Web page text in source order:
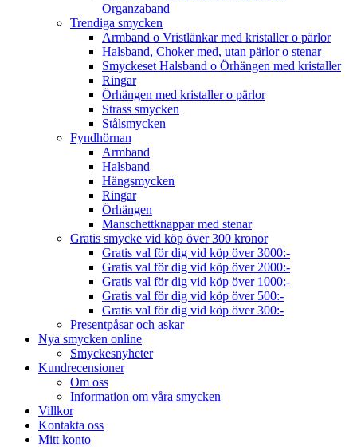
Organzaband
Trendiga smycken
Armband o Vristlänkar med kristaller o pärlor
Halsband, Choker med, utan pärlor o stenar
Smyckeset Halsband o Örhängen med kristaller
Ringar
Örhängen med kristaller o pärlor
Strass smycken
Stålsmycken
Fyndhörnan
Armband
Halsband
Hängsmycken
Ringar
Örhängen
Manschettknappar med stenar
Gratis smycke vid köp över 300 kronor
Gratis val för dig vid köp över 3000:-
Gratis val för dig vid köp över 2000:-
Gratis val för dig vid köp över 1000:-
Gratis val för dig vid köp över 500:-
Gratis val för dig vid köp över 300:-
Presentpåsar och askar
Nya smycken online
Smyckesnyheter
Kundrecensioner
Om oss
Information om våra smycken
Villkor
Kontakta oss
Mitt konto